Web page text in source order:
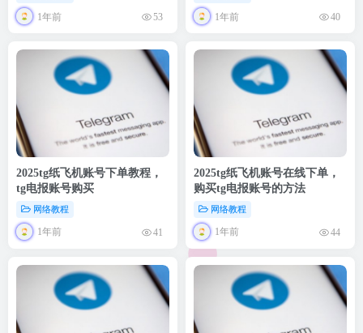
1年前 53 1年前 40
2025tg纸飞机账号下单教程，
tg电报账号购买
网络教程
1年前 41
2025tg纸飞机账号在线下单，
购买tg电报账号的方法
网络教程
1年前 44